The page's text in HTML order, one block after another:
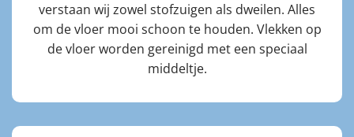
verstaan wij zowel stofzuigen als dweilen. Alles
om de vloer mooi schoon te houden. Vlekken op
de vloer worden gereinigd met een speciaal
middeltje.